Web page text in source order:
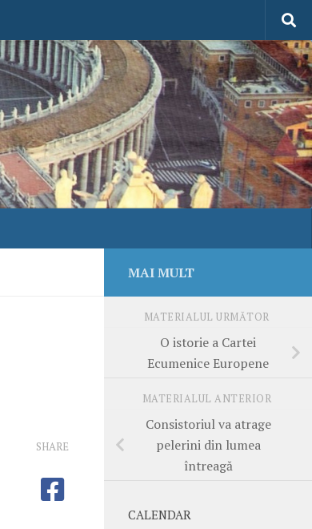
SHARE
MAI MULT
MATERIALUL URMĂTOR
O istorie a Cartei
Ecumenice Europene
MATERIALUL ANTERIOR
Consistoriul va atrage
pelerini din lumea
întreagă
CALENDAR